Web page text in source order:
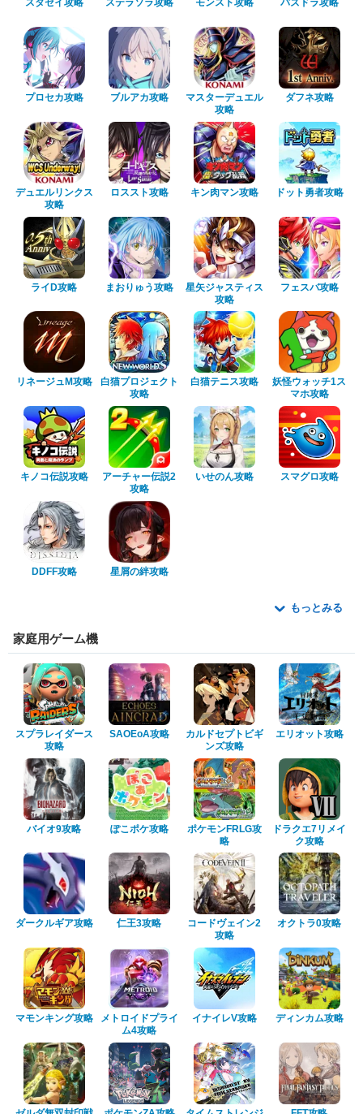
スタセイ攻略 ステラソラ攻略 モンスト攻略 パズドラ攻略
プロセカ攻略 ブルアカ攻略
マスターデュエル
攻略
ダフネ攻略
デュエルリンクス
攻略
ロススト攻略 キン肉マン攻略 ドット勇者攻略
ライD攻略 まおりゅう攻略
星矢ジャスティス
攻略
フェスバ攻略
リネージュM攻略
白猫プロジェクト
攻略
白猫テニス攻略
妖怪ウォッチ1ス
マホ攻略
キノコ伝説攻略
アーチャー伝説2
攻略
いせのん攻略 スマグロ攻略
DDFF攻略 星屑の絆攻略
もっとみる
家庭用ゲーム機
スプラレイダース
攻略
SAOEoA攻略
カルドセプトビギ
ンズ攻略
エリオット攻略
バイオ9攻略 ぽこポケ攻略
ポケモンFRLG攻
略
ドラクエ7リメイ
ク攻略
ダークルギア攻略 仁王3攻略
コードヴェイン2
攻略
オクトラ0攻略
マモンキング攻略
メトロイドプライ
ム4攻略
イナイレV攻略 ディンカム攻略